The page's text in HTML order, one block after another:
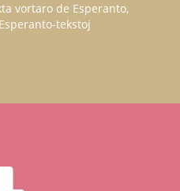
vortaro de Esperanto,
tekstoj